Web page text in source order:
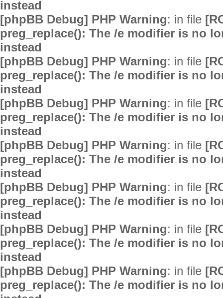
instead
[phpBB Debug] PHP Warning: in file
preg_replace(): The /e modifier is no
instead
[phpBB Debug] PHP Warning: in file
preg_replace(): The /e modifier is no
instead
[phpBB Debug] PHP Warning: in file
preg_replace(): The /e modifier is no
instead
[phpBB Debug] PHP Warning: in file
preg_replace(): The /e modifier is no
instead
[phpBB Debug] PHP Warning: in file
preg_replace(): The /e modifier is no
instead
[phpBB Debug] PHP Warning: in file
preg_replace(): The /e modifier is no
instead
[phpBB Debug] PHP Warning: in file
preg_replace(): The /e modifier is no